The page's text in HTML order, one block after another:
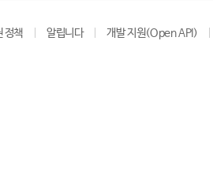
정책 알립니다 개발 지원(Open API)